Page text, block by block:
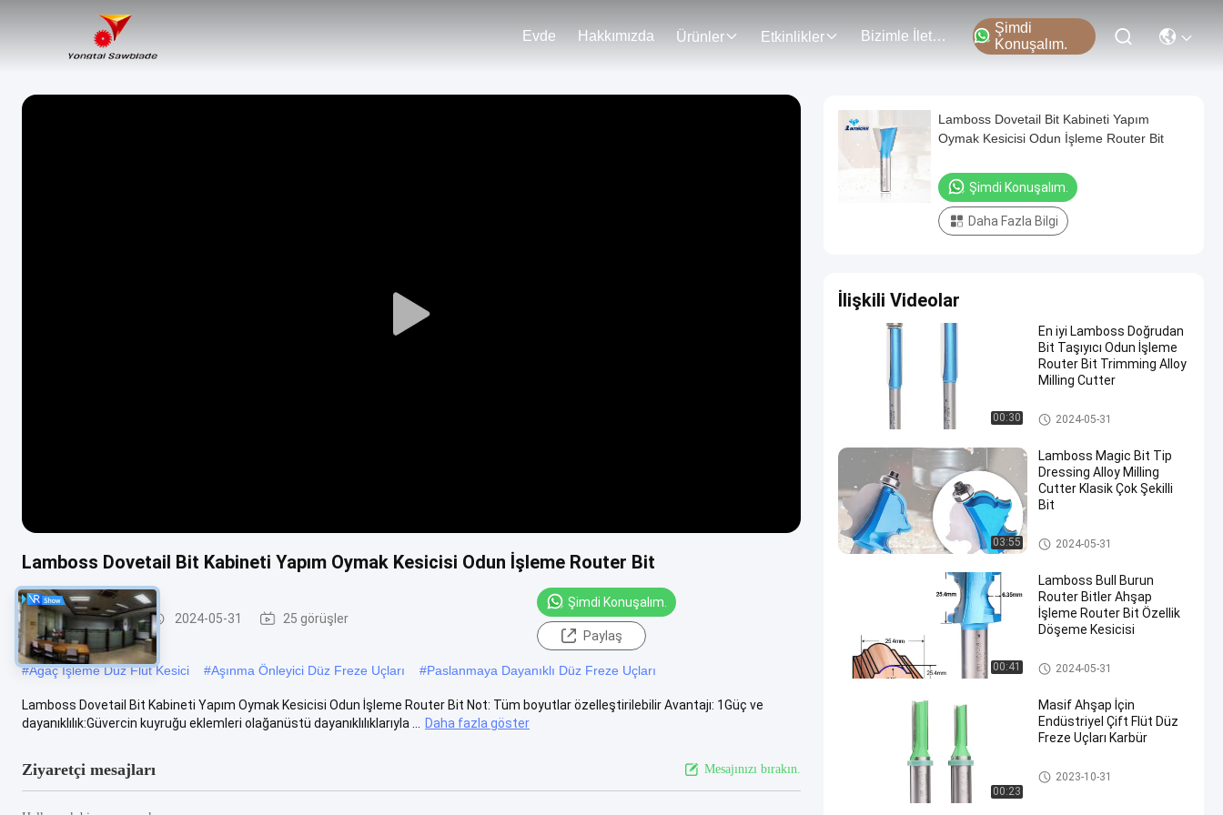
Evde Hakkımızda Ürünler Etkinlikler Bizimle İletişim
Şimdi
Konuşalım.
Play
Lamboss Dovetail Bit Kabineti Yapım Oymak Kesicisi Odun İşleme Router Bit
Düz Freze Uçları 2024-05-31 25 görüşler
Şimdi Konuşalım.
Paylaş
#Ağaç İşleme Düz Flüt Kesici #Aşınma Önleyici Düz Freze Uçları #Paslanmaya Dayanıklı Düz ​​Freze Uçları
Lamboss Dovetail Bit Kabineti Yapım Oymak Kesicisi Odun İşleme Router Bit Not: Tüm boyutlar özelleştirilebilir Avantajı: 1Güç ve
dayanıklılık:Güvercin kuyruğu eklemleri olağanüstü dayanıklılıklarıyla ...
Daha fazla göster
Ziyaretçi mesajları Mesajınızı bırakın.
Lamboss Dovetail Bit Kabineti Yapım
Oymak Kesicisi Odun İşleme Router Bit
Şimdi Konuşalım.
Daha Fazla Bilgi
İlişkili Videolar
00:30
En iyi Lamboss Doğrudan
Bit Taşıyıcı Odun İşleme
Router Bit Trimming Alloy
Milling Cutter
Düz Freze Uçları
2024-05-31
03:55
Lamboss Magic Bit Tip
Dressing Alloy Milling
Cutter Klasik Çok Şekilli
Bit
Düz Freze Uçları
2024-05-31
00:41
Lamboss Bull Burun
Router Bitler Ahşap
İşleme Router Bit Özellik
Döşeme Kesicisi
Düz Freze Uçları
2024-05-31
00:23
Masif Ahşap İçin
Endüstriyel Çift Flüt Düz
Freze Uçları Karbür
Düz Freze Uçları
2023-10-31